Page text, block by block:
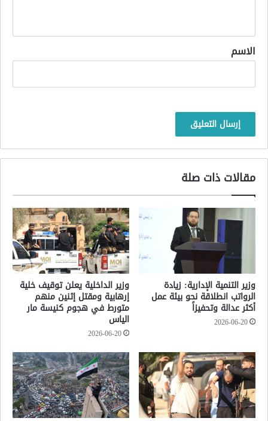
*
الاسم
مقالات ذات صلة
وزير التنمية الإدارية: زيادة
الرواتب انطلاقة نحو بيئة عمل
أكثر عدالة وتحفيزاً
2026-06-20
وزير الداخلية يعلن توقيف خلية
إرهابية ومقتل إثنين منهم
متورط في هجوم كنيسة مار
الياس
2026-06-20